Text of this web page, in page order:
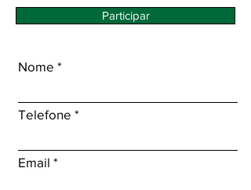
Participar
Nome
Telefone
Email